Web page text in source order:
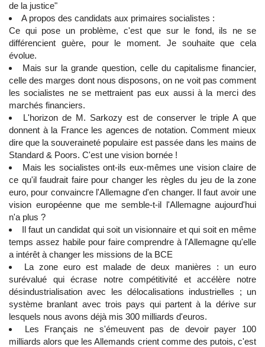
de la justice"
A propos des candidats aux primaires socialistes :
Ce qui pose un problème, c'est que sur le fond, ils ne se
différencient guère, pour le moment. Je souhaite que cela
évolue.
Mais sur la grande question, celle du capitalisme financier,
celle des marges dont nous disposons, on ne voit pas comment
les socialistes ne se mettraient pas eux aussi à la merci des
marchés financiers.
L'horizon de M. Sarkozy est de conserver le triple A que
donnent à la France les agences de notation. Comment mieux
dire que la souveraineté populaire est passée dans les mains de
Standard & Poors. C'est une vision bornée !
Mais les socialistes ont-ils eux-mêmes une vision claire de
ce qu'il faudrait faire pour changer les règles du jeu de la zone
euro, pour convaincre l'Allemagne d'en changer. Il faut avoir une
vision européenne que me semble-t-il l'Allemagne aujourd'hui
n'a plus ?
Il faut un candidat qui soit un visionnaire et qui soit en même
temps assez habile pour faire comprendre à l'Allemagne qu'elle
a intérêt à changer les missions de la BCE
La zone euro est malade de deux manières : un euro
surévalué qui écrase notre compétitivité et accélère notre
désindustrialisation avec les délocalisations industrielles ; un
système branlant avec trois pays qui partent à la dérive sur
lesquels nous avons déjà mis 300 milliards d'euros.
Les Français ne s'émeuvent pas de devoir payer 100
milliards alors que les Allemands crient comme des putois, c'est